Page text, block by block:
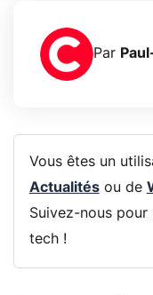
Par
Vous êtes un
Actualitésou de
Suivez-nous
tech !